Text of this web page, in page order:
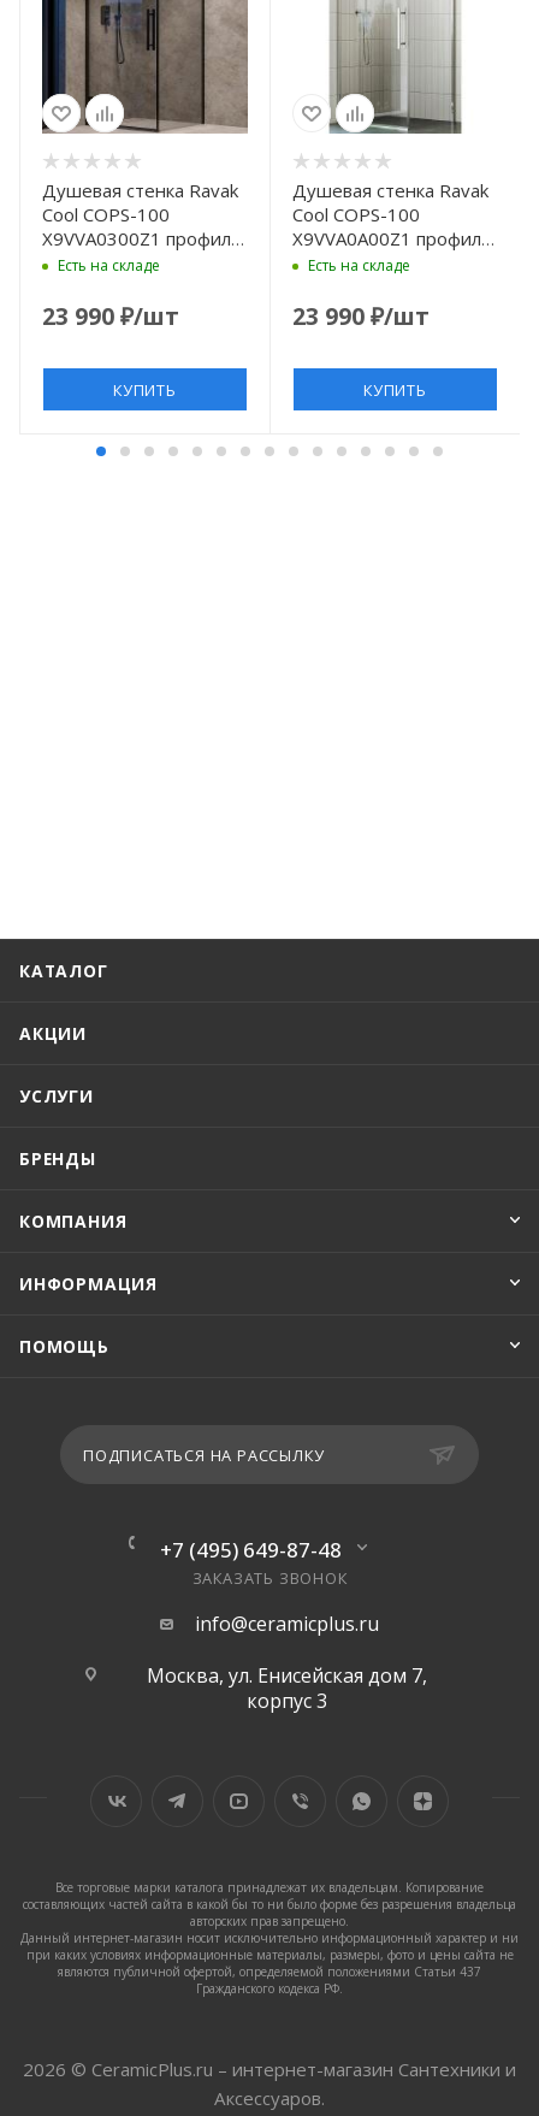
Душевая стенка Ravak
Cool COPS-100
X9VVA0300Z1 профиль
Черный стекло
Есть на складе
23 990₽/шт
КУПИТЬ
Душевая стенка Ravak
Cool COPS-100
X9VVA0A00Z1 профиль
Хром стекло
Есть на складе
23 990₽/шт
КУПИТЬ
КАТАЛОГ
АКЦИИ
УСЛУГИ
БРЕНДЫ
КОМПАНИЯ
ИНФОРМАЦИЯ
ПОМОЩЬ
ПОДПИСАТЬСЯ НА РАССЫЛКУ
+7 (495) 649-87-48
ЗАКАЗАТЬ ЗВОНОК
info@ceramicplus.ru
Москва, ул. Енисейская дом 7,
корпус 3
Все торговые марки каталога принадлежат их владельцам. Копирование
составляющих частей сайта в какой бы то ни было форме без разрешения владельца
авторских прав запрещено.
Данный интернет-магазин носит исключительно информационный характер и ни
при каких условиях информационные материалы, размеры, фото и цены сайта не
являются публичной офертой, определяемой положениями Статьи 437
Гражданского кодекса РФ.
2026 © CeramicPlus.ru – интернет-магазин Сантехники и
Аксессуаров.